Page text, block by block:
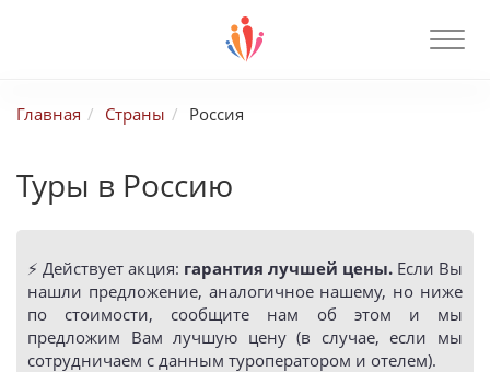
Главная Страны Россия
Туры в Россию
⚡️ Действует акция: гарантия лучшей цены. Если Вы
нашли предложение, аналогичное нашему, но ниже
по стоимости, сообщите нам об этом и мы
предложим Вам лучшую цену (в случае, если мы
сотрудничаем с данным туроператором и отелем).